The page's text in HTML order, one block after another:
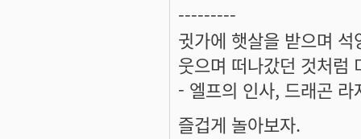
---------
귓가에 햇살을 받으며
웃으며 떠나갔던 것처럼
- 엘프의 인사, 드래곤 라
즐겁게 놀아보자.